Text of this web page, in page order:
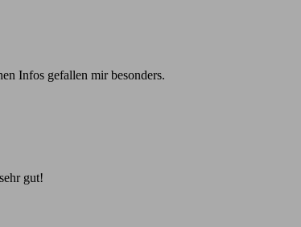
Infos gefallen mir besonders.
gut!